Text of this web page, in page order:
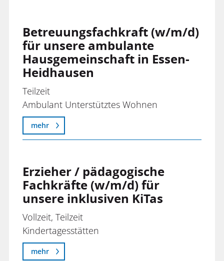
Geringfügige Beschäftigung
Integrationsassistenz
Leitung / Führungskraft
Nichtfachkraft
FASD-Zentrum
Haustechnik
Hauswirtschaft
Heilpädagogische Familienhilfe
inCLOU - Inklusionsunternehmen
IT-Service
Kindertagesstätten
Kompetenzzentrum Autismus
Öffentlichkeitsarbeit
Tagesbetreuung
Therapie- und Förderzentrum
Verwaltung
Ehrenamt
Ergotherapeut*in
Erzieher*innen
Gärtner*in
Haushaltskräfte
Hauswirtschaft
Heilerziehungspflege
Heilerziehungspflege-Helfer
Integrationsassistenz
Betreuungsfachkraft (w/m/d)
für unsere ambulante
Hausgemeinschaft in Essen-
Heidhausen
Teilzeit
Ambulant Unterstütztes Wohnen
mehr
Erzieher / pädagogische
Fachkräfte (w/m/d) für
unsere inklusiven KiTas
Vollzeit, Teilzeit
Kindertagesstätten
mehr